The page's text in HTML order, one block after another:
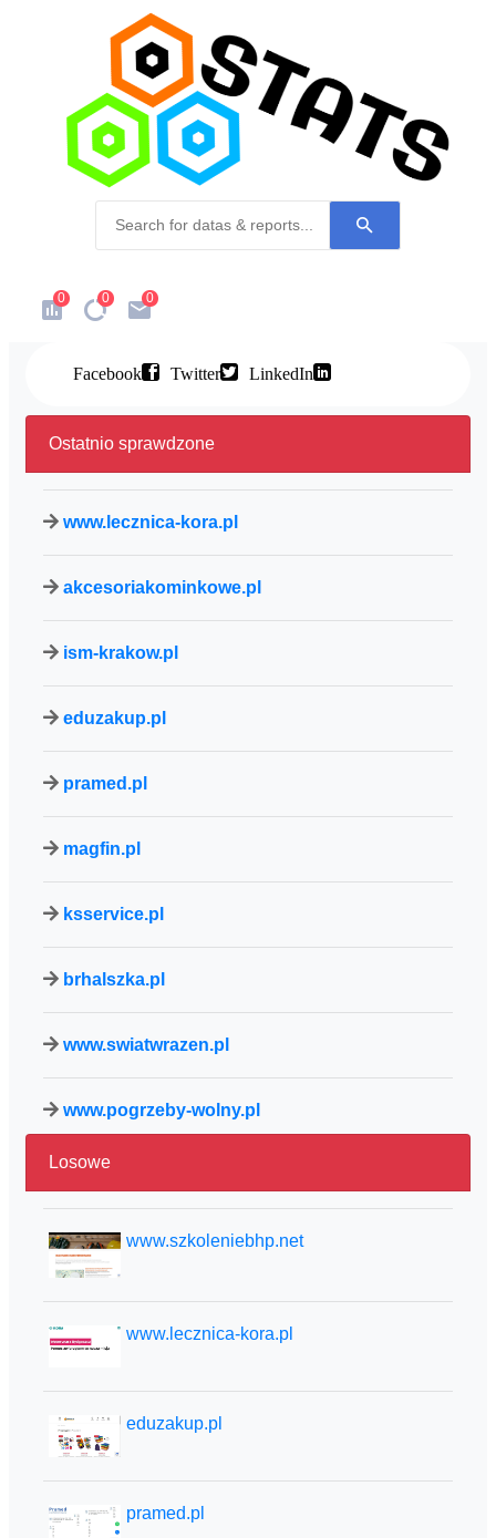
0 0 0
Facebook Twitter LinkedIn
Ostatnio sprawdzone
www.lecznica-kora.pl
akcesoriakominkowe.pl
ism-krakow.pl
eduzakup.pl
pramed.pl
magfin.pl
ksservice.pl
brhalszka.pl
www.swiatwrazen.pl
www.pogrzeby-wolny.pl
Losowe
www.szkoleniebhp.net
www.lecznica-kora.pl
eduzakup.pl
pramed.pl